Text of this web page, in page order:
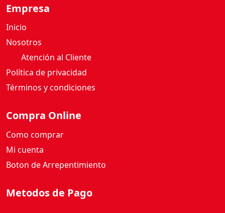
Empresa
Inicio
Nosotros
Atención al Cliente
Política de privacidad
Términos y condiciones
Compra Online
Como comprar
Mi cuenta
Boton de Arrepentimiento
Metodos de Pago